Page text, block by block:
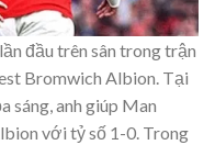
đầu trên sân trong trận
Bromwich Albion. Tại
sáng, anh giúp Man
với tỷ số 1-0. Trong